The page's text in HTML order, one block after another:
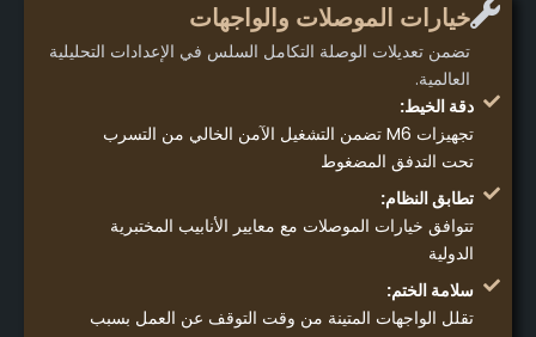
خيارات الموصلات والواجهات
تضمن تعديلات الوصلة التكامل السلس في الإعدادات التحليلية
العالمية.
دقة الخيط:
تجهيزات M6 تضمن التشغيل الآمن الخالي من التسرب
تحت التدفق المضغوط
تطابق النظام:
تتوافق خيارات الموصلات مع معايير الأنابيب المختبرية
الدولية
سلامة الختم:
تقلل الواجهات المتينة من وقت التوقف عن العمل بسبب